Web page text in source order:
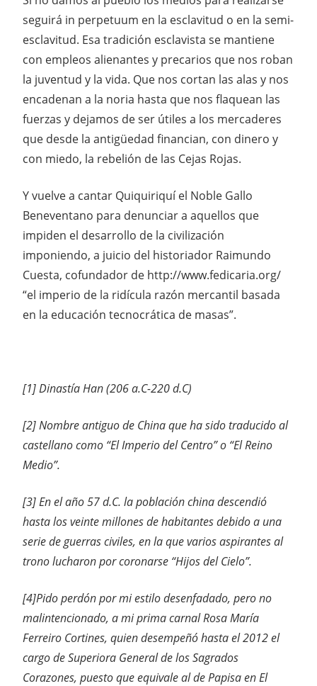
seguirá in perpetuum en la esclavitud o en la semi-
esclavitud. Esa tradición esclavista se mantiene
con empleos alienantes y precarios que nos roban
la juventud y la vida. Que nos cortan las alas y nos
encadenan a la noria hasta que nos flaquean las
fuerzas y dejamos de ser útiles a los mercaderes
que desde la antigüedad financian, con dinero y
con miedo, la rebelión de las Cejas Rojas.
Y vuelve a cantar Quiquiriquí el Noble Gallo
Beneventano para denunciar a aquellos que
impiden el desarrollo de la civilización
imponiendo, a juicio del historiador Raimundo
Cuesta, cofundador de http://www.fedicaria.org/
“el imperio de la ridícula razón mercantil basada
en la educación tecnocrática de masas”.
[1] Dinastía Han (206 a.C-220 d.C)
[2] Nombre antiguo de China que ha sido traducido al
castellano como “El Imperio del Centro” o “El Reino
Medio”.
[3] En el año 57 d.C. la población china descendió
hasta los veinte millones de habitantes debido a una
serie de guerras civiles, en la que varios aspirantes al
trono lucharon por coronarse “Hijos del Cielo”.
[4]Pido perdón por mi estilo desenfadado, pero no
malintencionado, a mi prima carnal Rosa María
Ferreiro Cortines, quien desempeñó hasta el 2012 el
cargo de Superiora General de los Sagrados
Corazones, puesto que equivale al de Papisa en El